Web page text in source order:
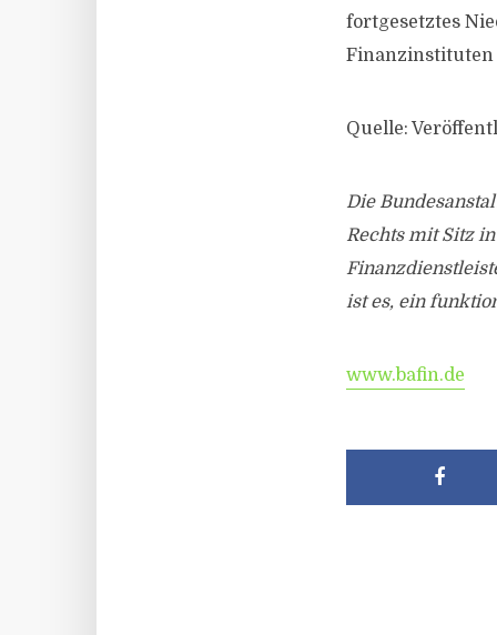
fortgesetztes
Finanzinstituten
Quelle:
Die
Rechts mit Sitz
ist es, ein
www.bafin.de